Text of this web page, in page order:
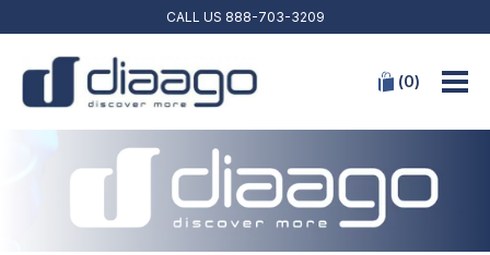
CALL US 888-703-3209
(0)